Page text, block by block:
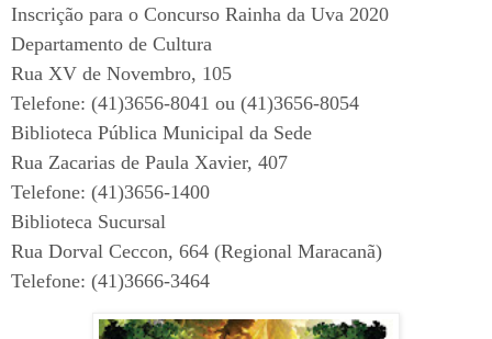
Inscrição para o Concurso Rainha da Uva 2020
Departamento de Cultura
Rua XV de Novembro, 105
Telefone: (41)3656-8041 ou (41)3656-8054
Biblioteca Pública Municipal da Sede
Rua Zacarias de Paula Xavier, 407
Telefone: (41)3656-1400
Biblioteca Sucursal
Rua Dorval Ceccon, 664 (Regional Maracanã)
Telefone: (41)3666-3464